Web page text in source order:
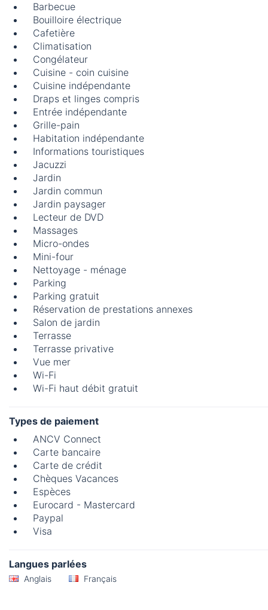
Barbecue
Bouilloire électrique
Cafetière
Climatisation
Congélateur
Cuisine - coin cuisine
Cuisine indépendante
Draps et linges compris
Entrée indépendante
Grille-pain
Habitation indépendante
Informations touristiques
Jacuzzi
Jardin
Jardin commun
Jardin paysager
Lecteur de DVD
Massages
Micro-ondes
Mini-four
Nettoyage - ménage
Parking
Parking gratuit
Réservation de prestations annexes
Salon de jardin
Terrasse
Terrasse privative
Vue mer
Wi-Fi
Wi-Fi haut débit gratuit
Types de paiement
ANCV Connect
Carte bancaire
Carte de crédit
Chèques Vacances
Espèces
Eurocard - Mastercard
Paypal
Visa
Langues parlées
Anglais Français